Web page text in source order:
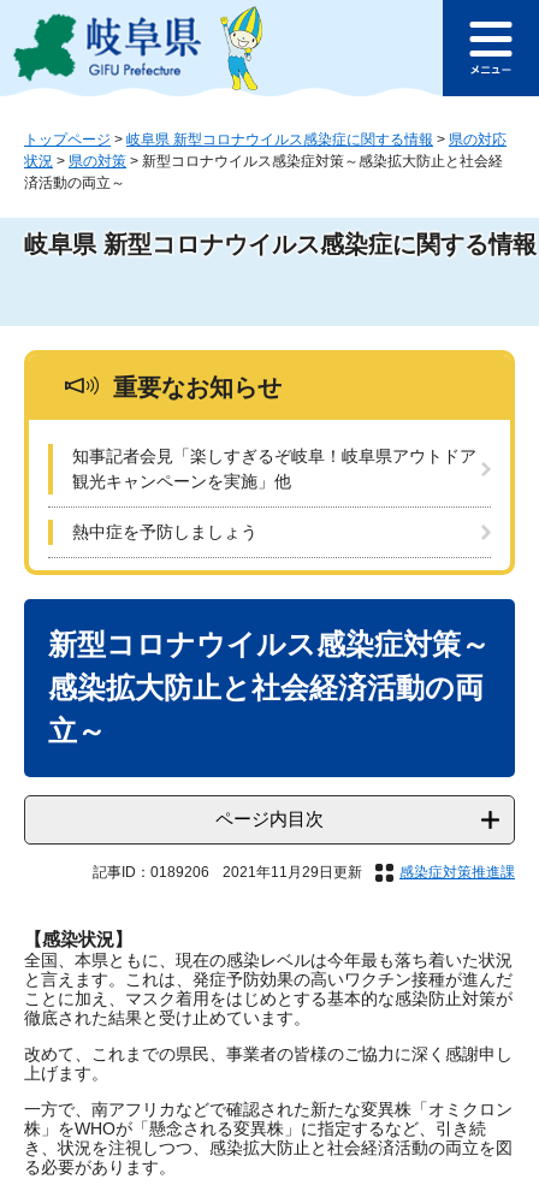
ジ
。
ュ
て
このページの本文へ
ュ
トップページ > 岐阜県 新型コロナウイルス感染症に関する情報 > 県の対応
状況 > 県の対策 > 新型コロナウイルス感染症対策～感染拡大防止と社会経
済活動の両立～
岐阜県 新型コロナウイルス感染症に関する情報
重要なお知らせ
知事記者会見「楽しすぎるぞ岐阜！岐阜県アウトドア
観光キャンペーンを実施」他
熱中症を予防しましょう
新型コロナウイルス感染症対策～
感染拡大防止と社会経済活動の両
立～
ページ内目次
記事ID：0189206 2021年11月29日更新 感染症対策推進課
【感染状況】
全国、本県ともに、現在の感染レベルは今年最も落ち着いた状況
と言えます。これは、発症予防効果の高いワクチン接種が進んだ
ことに加え、マスク着用をはじめとする基本的な感染防止対策が
徹底された結果と受け止めています。
改めて、これまでの県民、事業者の皆様のご協力に深く感謝申し
上げます。
一方で、南アフリカなどで確認された新たな変異株「オミクロン
株」をWHOが「懸念される変異株」に指定するなど、引き続
き、状況を注視しつつ、感染拡大防止と社会経済活動の両立を図
る必要があります。